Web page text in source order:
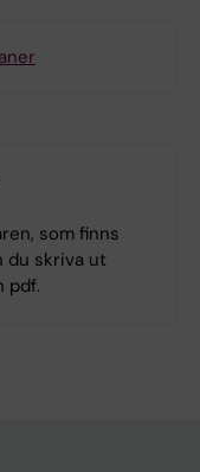
som finns
du skriva ut
pdf.